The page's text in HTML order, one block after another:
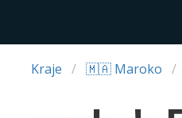
Kraje 🇲🇦 Maroko